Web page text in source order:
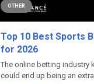
OTHER
Top 10 Best Sports
for 2026
The online betting industry
could end up being an